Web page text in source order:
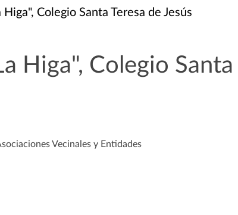
Colegio Santa Teresa de Jesús
Higa", Colegio Santa
Vecinales y Entidades